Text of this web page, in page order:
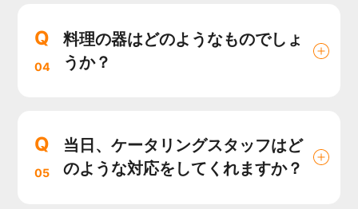
Q
04
料理の器はどのようなものでしょ
うか？
Q
05
当日、ケータリングスタッフはど
のような対応をしてくれますか？